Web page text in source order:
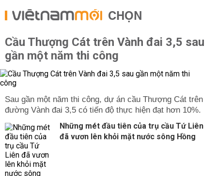
CHỌN
Cầu Thượng Cát trên Vành đai 3,5 sau
gần một năm thi công
Sau gần một năm thi công, dự án cầu Thượng Cát trên
đường Vành đai 3,5 có tiến độ thực hiện đạt hơn 10%.
Những mét đầu tiên của trụ cầu Tứ Liên
đã vươn lên khỏi mặt nước sông Hồng